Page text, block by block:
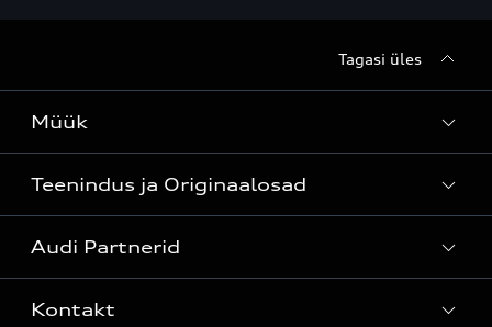
Tagasi üles
Müük
Kõik mudelid
Laoautod
Teenindus ja Originaalosad
Teenindus
Audi Partnerid
Kontakt